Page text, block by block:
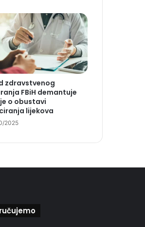
zdravstvenog
FBiH demantuje
o obustavi
lijekova
2025